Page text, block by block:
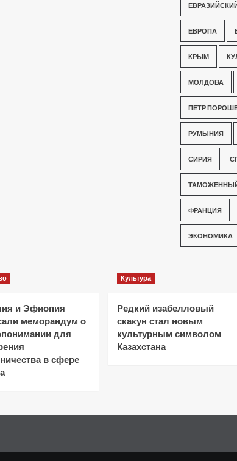
ЕВРОПА
КРЫМ
МОЛДОВА
ПЕТР
РУМЫНИЯ
СИРИЯ
ФРАНЦИЯ
ЭКОНОМИКА
и Эфиопия
меморандум о
для
в сфере
Культура
Редкий изабелловый
скакун стал новым
культурным символом
Казахстана